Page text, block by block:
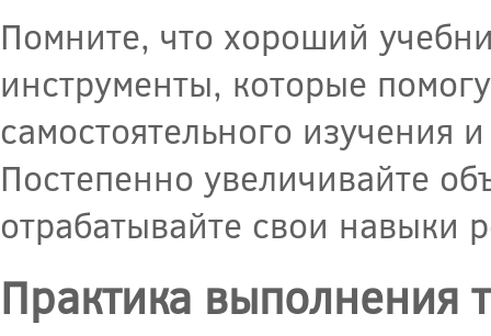
Помните, что хороший
инструменты, которые
самостоятельного изучения
Постепенно увеличивайте
отрабатывайте свои навыки
Практика выполнения